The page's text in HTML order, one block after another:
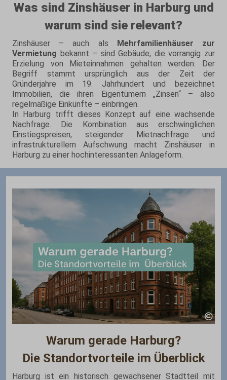
Was sind Zinshäuser in Harburg und
warum sind sie relevant?
Zinshäuser – auch als
Mehrfamilienhäuser zur
Vermietung bekannt – sind Gebäude, die vorrangig zur
Erzielung von Mieteinnahmen gehalten werden. Der
Begriff stammt ursprünglich aus der Zeit der
Gründerjahre im 19. Jahrhundert und bezeichnet
Immobilien, die ihren Eigentümern „Zinsen“ – also
regelmäßige Einkünfte – einbringen.
In Harburg trifft dieses Konzept auf eine wachsende
Nachfrage. Die Kombination aus erschwinglichen
Einstiegspreisen, steigender Mietnachfrage und
infrastrukturellem Aufschwung macht Zinshäuser in
Harburg zu einer hochinteressanten Anlageform.
Warum gerade Harburg?
Die Standortvorteile im Überblick
Harburg ist ein historisch gewachsener Stadtteil mit